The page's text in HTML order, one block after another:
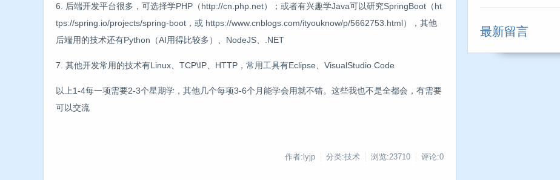
6. 后端开发平台很多，可选择学PHP（http://cn.php.net）；或者有兴趣学Java可以研究SpringBoot（ht
tps://spring.io/projects/spring-boot，或 https://www.cnblogs.com/ityouknow/p/5662753.html），其他
后端用的技术还有Python（AI用得比较多）、NodeJS、.NET
7. 其他开发常用的技术有Linux、TCP\IP、HTTP，常用工具有Eclipse、VisualStudio Code
以上1-4每一项需要2-3个星期学，其他几个每项3-6个月能学会用就不错。这些我也不是全都会，有需要
可以交流
作者:lyjp 分类:技术 浏览:23710 评论:0
最新留言